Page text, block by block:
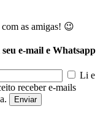
as amigas! 😉
e-mail e Whatsapp
Li e
receber e-mails
Enviar